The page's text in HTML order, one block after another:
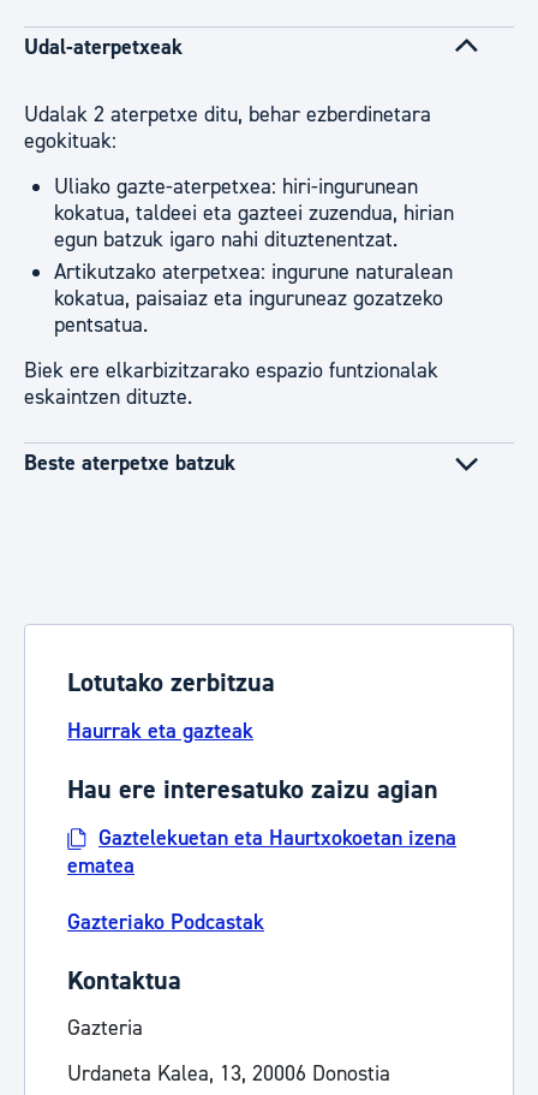
Udal-aterpetxeak
Udalak 2 aterpetxe ditu, behar ezberdinetara
egokituak:
Uliako gazte-aterpetxea: hiri-ingurunean
kokatua, taldeei eta gazteei zuzendua, hirian
egun batzuk igaro nahi dituztenentzat.
Artikutzako aterpetxea: ingurune naturalean
kokatua, paisaiaz eta inguruneaz gozatzeko
pentsatua.
Biek ere elkarbizitzarako espazio funtzionalak
eskaintzen dituzte.
Beste aterpetxe batzuk
Lotutako zerbitzua
Haurrak eta gazteak
Hau ere interesatuko zaizu agian
Gaztelekuetan eta Haurtxokoetan izena
ematea
Gazteriako Podcastak
Kontaktua
Gazteria
Urdaneta Kalea, 13, 20006 Donostia